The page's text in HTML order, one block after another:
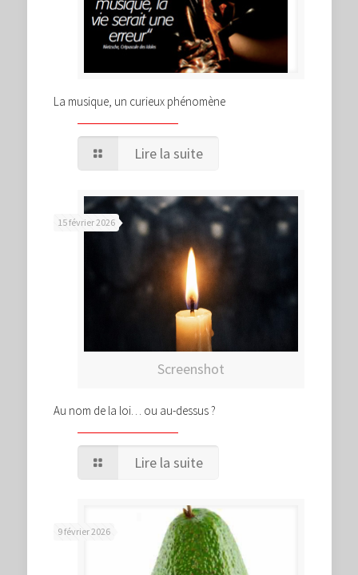
La musique, un curieux phénomène
Lire la suite
Screenshot
15 février 2026
Au nom de la loi… ou au-dessus ?
Lire la suite
9 février 2026